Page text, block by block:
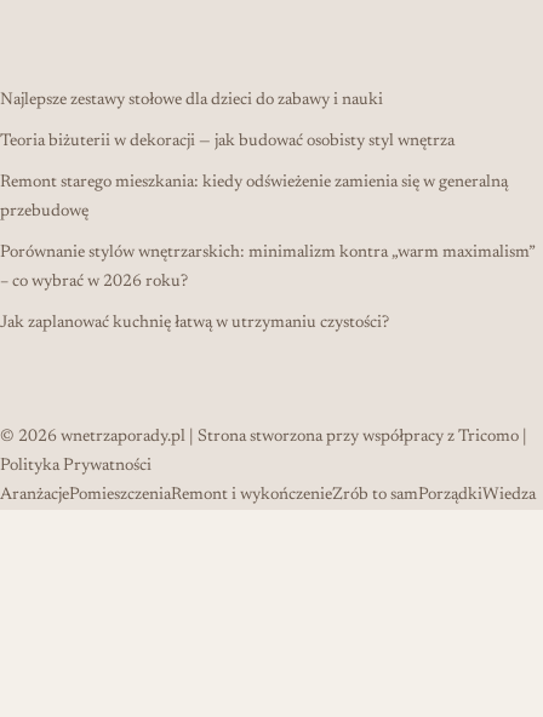
Najlepsze zestawy stołowe dla dzieci do zabawy i nauki
Teoria biżuterii w dekoracji — jak budować osobisty styl wnętrza
Remont starego mieszkania: kiedy odświeżenie zamienia się w generalną
przebudowę
Porównanie stylów wnętrzarskich: minimalizm kontra „warm maximalism”
– co wybrać w 2026 roku?
Jak zaplanować kuchnię łatwą w utrzymaniu czystości?
© 2026 wnetrzaporady.pl | Strona stworzona przy współpracy z Tricomo
Polityka Prywatności
AranżacjePomieszczeniaRemont i wykończenieZrób to samPorządkiWiedza